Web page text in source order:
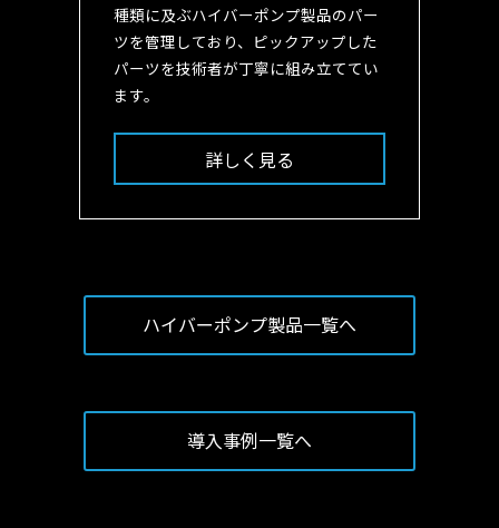
種類に及ぶハイバーポンプ製品のパー
ツを管理しており、ピックアップした
パーツを技術者が丁寧に組み立ててい
ます。
詳しく見る
ハイバーポンプ製品一覧へ
導入事例一覧へ